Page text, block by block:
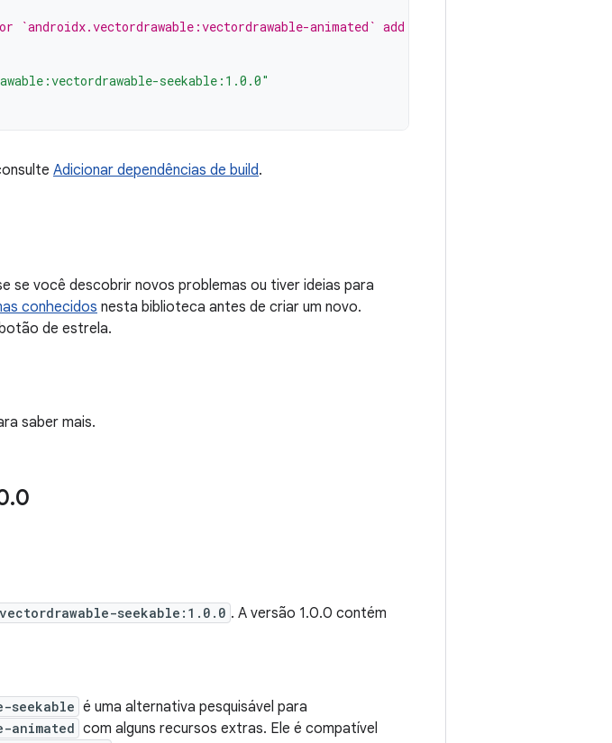
animated` add the
seekable:1.0.0"
Adicionar dependências de build.
se você descobrir novos problemas ou tiver ideias para
conhecidos nesta biblioteca antes de criar um novo.
de estrela.
saber mais.
.0
seekable:1.0.0 . A versão 1.0.0 contém
seekable é uma alternativa pesquisável para
animated com alguns recursos extras. Ele é compatível